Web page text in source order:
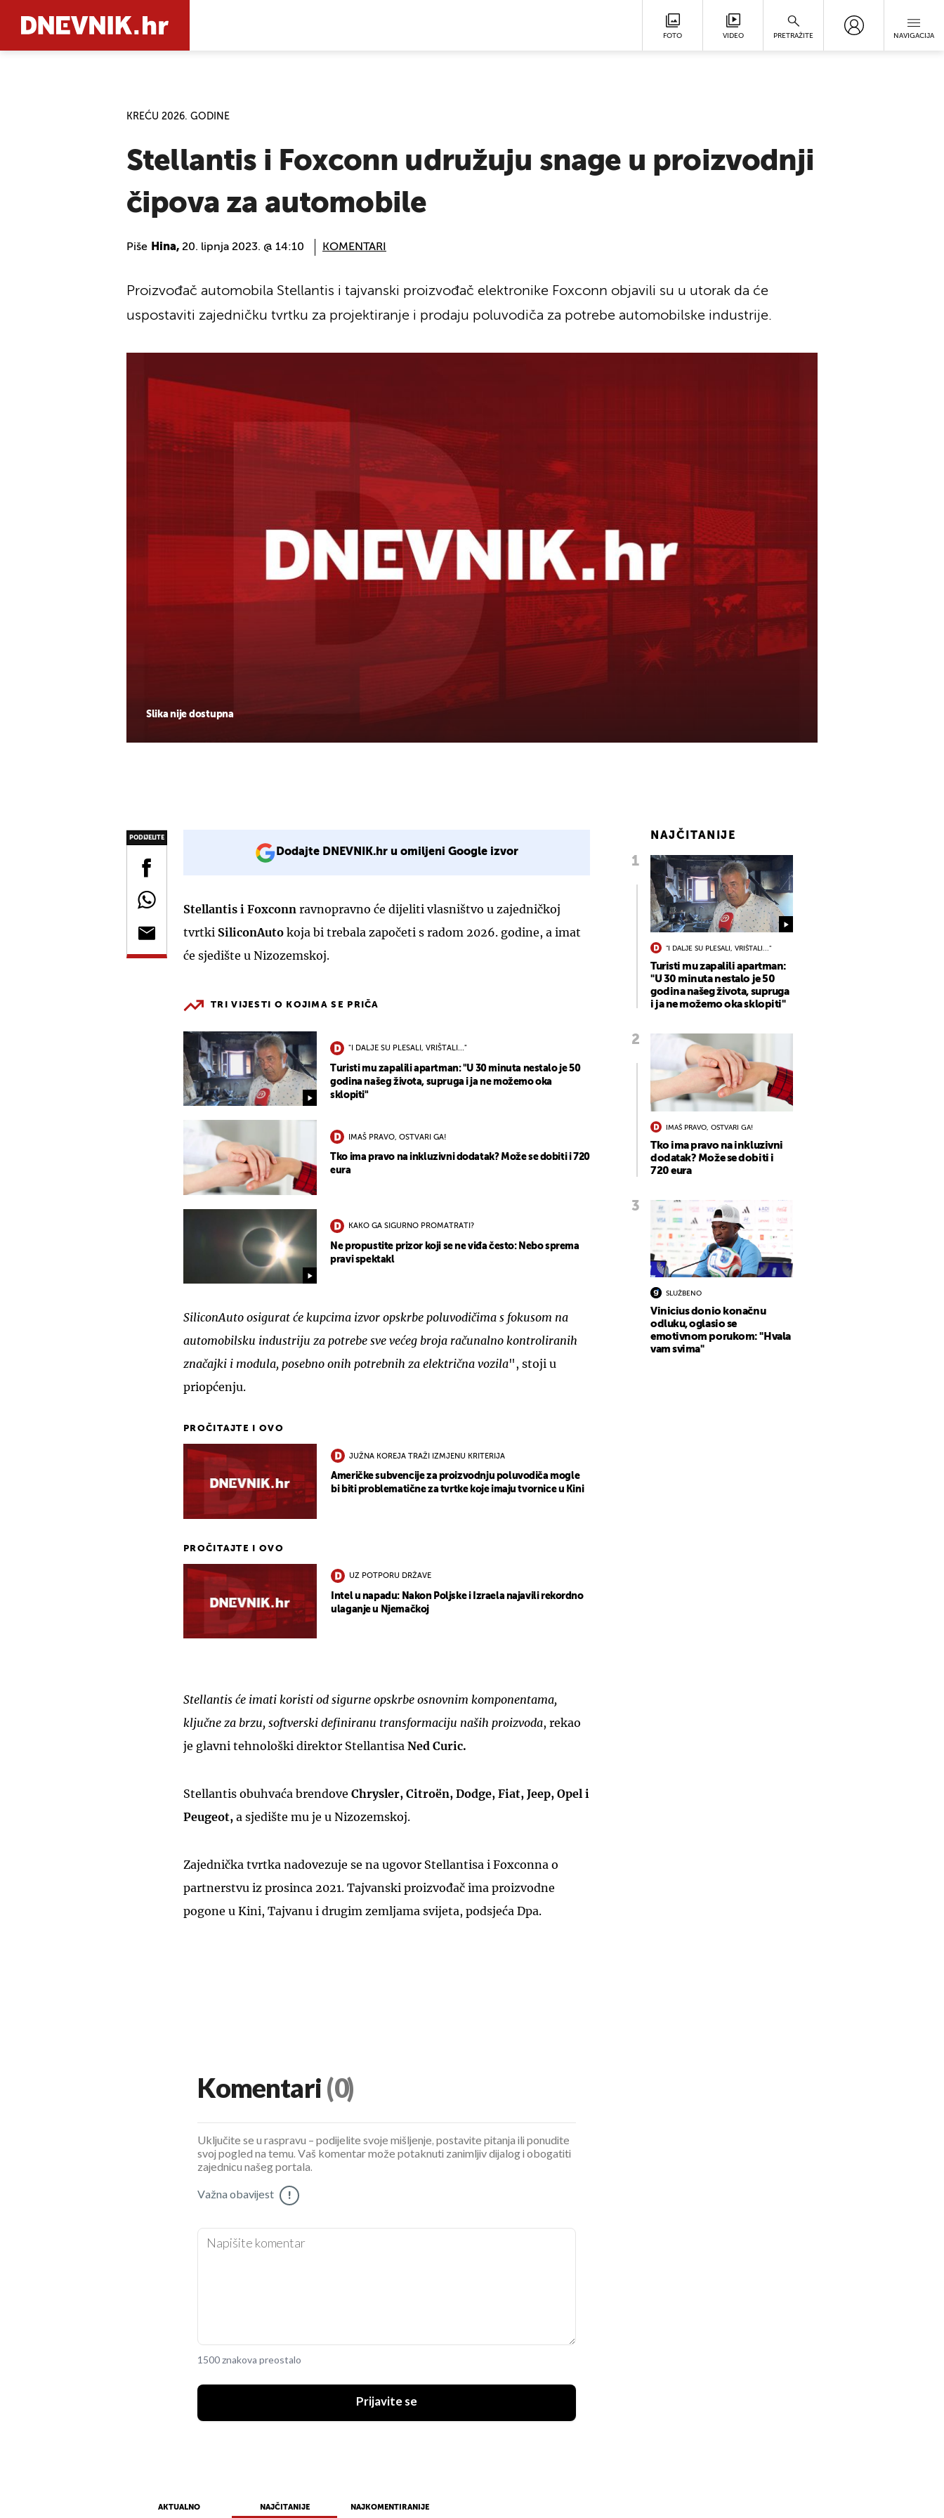
FOTO VIDEO PRETRAŽITE NAVIGACIJA
KREĆU 2026. GODINE
Stellantis i Foxconn udružuju snage u proizvodnji
čipova za automobile
Piše Hina, 20. lipnja 2023. @ 14:10 KOMENTARI
Slika nije dostupna
Proizvođač automobila Stellantis i tajvanski proizvođač elektronike Foxconn objavili su u utorak da će
uspostaviti zajedničku tvrtku za projektiranje i prodaju poluvodiča za potrebe automobilske industrije.
PODIJELITE
Dodajte DNEVNIK.hr u omiljeni Google izvor
Stellantis i Foxconn ravnopravno će dijeliti vlasništvo u zajedničkoj
tvrtki SiliconAuto koja bi trebala započeti s radom 2026. godine, a imat
će sjedište u Nizozemskoj.
TRI VIJESTI O KOJIMA SE PRIČA
"I DALJE SU PLESALI, VRIŠTALI..."
Turisti mu zapalili apartman: "U 30 minuta nestalo je 50
godina našeg života, supruga i ja ne možemo oka
sklopiti"
IMAŠ PRAVO, OSTVARI GA!
Tko ima pravo na inkluzivni dodatak? Može se dobiti i 720
eura
KAKO GA SIGURNO PROMATRATI?
Ne propustite prizor koji se ne viđa često: Nebo sprema
pravi spektakl
SiliconAuto osigurat će kupcima izvor opskrbe poluvodičima s fokusom na
automobilsku industriju za potrebe sve većeg broja računalno kontroliranih
značajki i modula, posebno onih potrebnih za električna vozila", stoji u
priopćenju.
PROČITAJTE I OVO
JUŽNA KOREJA TRAŽI IZMJENU KRITERIJA
Američke subvencije za proizvodnju poluvodiča mogle
bi biti problematične za tvrtke koje imaju tvornice u Kini
PROČITAJTE I OVO
UZ POTPORU DRŽAVE
Intel u napadu: Nakon Poljske i Izraela najavili rekordno
ulaganje u Njemačkoj
Stellantis će imati koristi od sigurne opskrbe osnovnim komponentama,
ključne za brzu, softverski definiranu transformaciju naših proizvoda, rekao
je glavni tehnološki direktor Stellantisa Ned Curic.
Stellantis obuhvaća brendove Chrysler, Citroën, Dodge, Fiat, Jeep, Opel i
Peugeot, a sjedište mu je u Nizozemskoj.
Zajednička tvrtka nadovezuje se na ugovor Stellantisa i Foxconna o
partnerstvu iz prosinca 2021. Tajvanski proizvođač ima proizvodne
pogone u Kini, Tajvanu i drugim zemljama svijeta, podsjeća Dpa.
NAJČITANIJE
"I DALJE SU PLESALI, VRIŠTALI..."
Turisti mu zapalili apartman:
"U 30 minuta nestalo je 50
godina našeg života, supruga
i ja ne možemo oka sklopiti"
IMAŠ PRAVO, OSTVARI GA!
Tko ima pravo na inkluzivni
dodatak? Može se dobiti i
720 eura
SLUŽBENO
Vinicius donio konačnu
odluku, oglasio se
emotivnom porukom: "Hvala
vam svima"
Komentari (0)
Uključite se u raspravu – podijelite svoje mišljenje, postavite pitanja ili ponudite
svoj pogled na temu. Vaš komentar može potaknuti zanimljiv dijalog i obogatiti
zajednicu našeg portala.
Važna obavijest !
1500 znakova preostalo
Prijavite se
AKTUALNO NAJČITANIJE NAJKOMENTIRANIJE